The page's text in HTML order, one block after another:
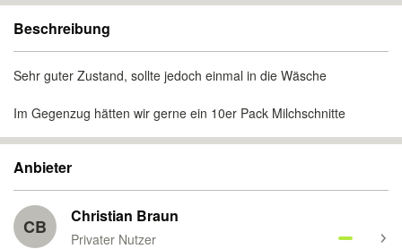
Beschreibung
Sehr guter Zustand, sollte jedoch einmal in die Wäsche
Im Gegenzug hätten wir gerne ein 10er Pack Milchschnitte
Anbieter
CB Christian Braun
Privater Nutzer